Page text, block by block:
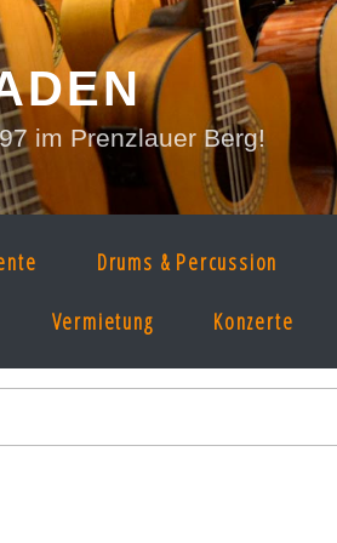
im Prenzlauer Berg!
Drums & Percussion
Vermietung Konzerte